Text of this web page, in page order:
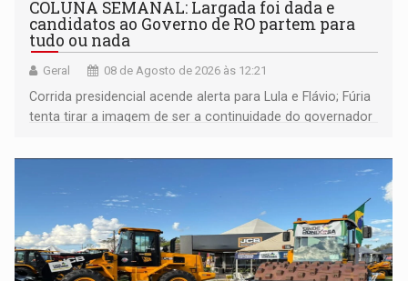
COLUNA SEMANAL: Largada foi dada e
candidatos ao Governo de RO partem para
tudo ou nada
Geral 08 de Agosto de 2026 às 12:21
Corrida presidencial acende alerta para Lula e Flávio; Fúria
tenta tirar a imagem de ser a continuidade do governador
não ter entrado no modo eleição; ABAV faz evento em